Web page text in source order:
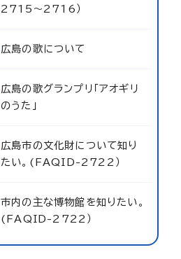
2715～2716）
広島の歌について
広島の歌グランプリ「アオギリ
のうた」
広島市の文化財について知り
たい。(FAQID-2722）
市内の主な博物館を知りたい。
(FAQID-2722）